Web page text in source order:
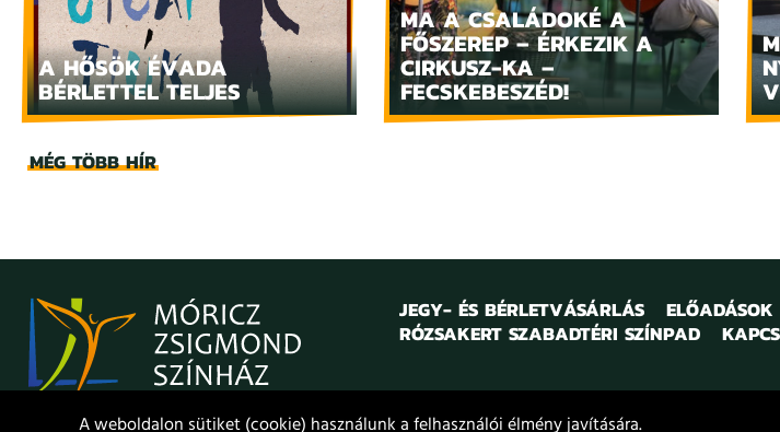
A HŐSÖK ÉVADA
BÉRLETTEL TELJES
MA A CSALÁDOKÉ A
FŐSZEREP – ÉRKEZIK A
CIRKUSZ-KA –
FECSKEBESZÉD!
MÉG TÖBB HÍR
JEGY- ÉS BÉRLETVÁSÁRLÁS ELŐADÁSOK
RÓZSAKERT SZABADTÉRI SZÍNPAD
A weboldalon sütiket (cookie) használunk a felhasználói élmény javítására.